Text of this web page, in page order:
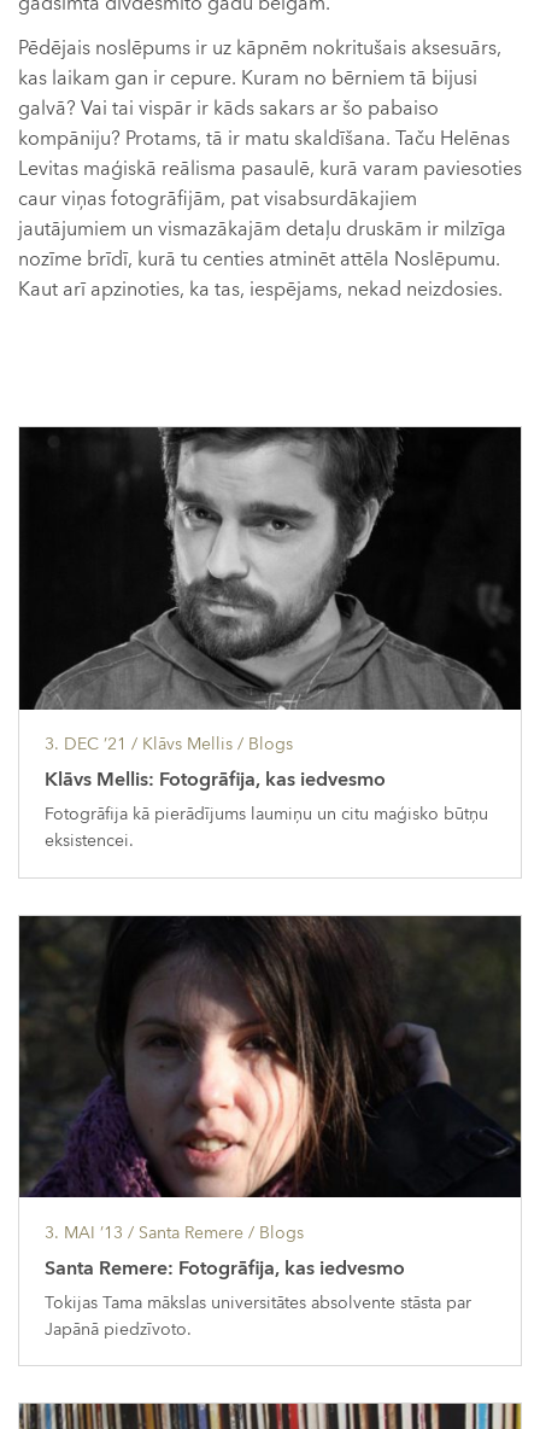
Pēdējais noslēpums ir uz kāpnēm nokritušais aksesuārs,
kas laikam gan ir cepure. Kuram no bērniem tā bijusi
galvā? Vai tai vispār ir kāds sakars ar šo pabaiso
kompāniju? Protams, tā ir matu skaldīšana. Taču Helēnas
Levitas maģiskā reālisma pasaulē, kurā varam paviesoties
caur viņas fotogrāfijām, pat visabsurdākajiem
jautājumiem un vismazākajām detaļu druskām ir milzīga
nozīme brīdī, kurā tu centies atminēt attēla Noslēpumu.
Kaut arī apzinoties, ka tas, iespējams, nekad neizdosies.
3. DEC ’21 / Klāvs Mellis / Blogs
Klāvs Mellis: Fotogrāfija, kas iedvesmo
Fotogrāfija kā pierādījums laumiņu un citu maģisko būtņu
eksistencei.
3. MAI ’13 / Santa Remere / Blogs
Santa Remere: Fotogrāfija, kas iedvesmo
Tokijas Tama mākslas universitātes absolvente stāsta par
Japānā piedzīvoto.